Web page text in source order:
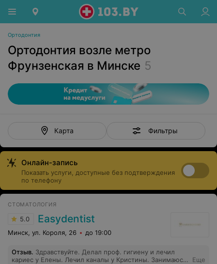
Ортодонтия
Ортодонтия возле метро
Фрунзенская в Минске 5
Карта Фильтры
Онлайн-запись
Показать услуги, доступные без подтверждения
по телефону
СТОМАТОЛОГИЯ
5.0 Easydentist
Минск, ул. Короля, 26 до 19:00
Отзыв. Здравствуйте. Делал проф. гигиену и лечил
кариес у Елены. Лечил каналы у Кристины. Занимаюсь
Еще